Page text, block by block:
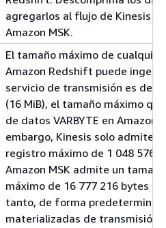
agregarlos al flujo de Kinesis o
Amazon MSK.
El tamaño máximo de
Amazon Redshift puede ingerir
servicio de transmisión es de
(16 MiB), el tamaño máximo
de datos VARBYTE en Amazon
embargo, Kinesis solo admite
registro máximo de 1 048 576
Amazon MSK admite un
máximo de 16 777 216 bytes
tanto, de forma
materializadas de transmisión